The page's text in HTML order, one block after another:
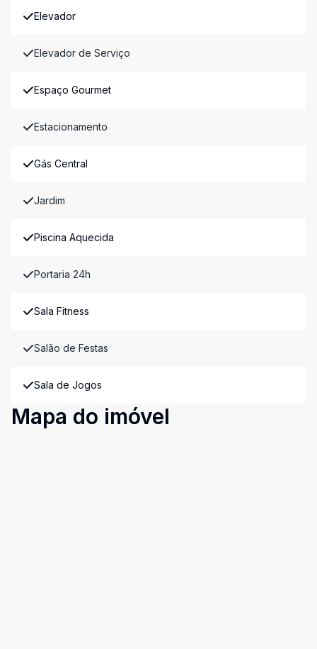
Elevador
Elevador de Serviço
Espaço Gourmet
Estacionamento
Gás Central
Jardim
Piscina Aquecida
Portaria 24h
Sala Fitness
Salão de Festas
Sala de Jogos
Mapa do imóvel